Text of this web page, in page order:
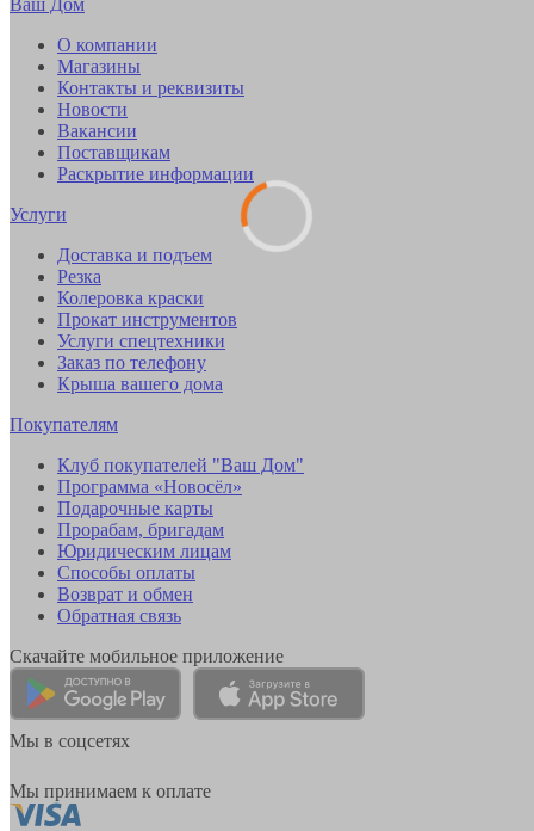
О компании
Магазины
Контакты и реквизиты
Новости
Вакансии
Поставщикам
Раскрытие информации
Услуги
Доставка и подъем
Резка
Колеровка краски
Прокат инструментов
Услуги спецтехники
Заказ по телефону
Крыша вашего дома
Покупателям
Клуб покупателей "Ваш Дом"
Программа «Новосёл»
Подарочные карты
Прорабам, бригадам
Юридическим лицам
Способы оплаты
Возврат и обмен
Обратная связь
Скачайте мобильное приложение
Мы в соцсетях
Мы принимаем к оплате